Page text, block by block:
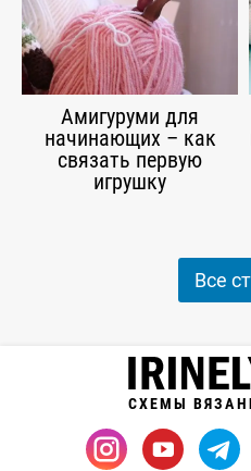
Амигуруми для
начинающих – как
связать первую
игрушку
Все